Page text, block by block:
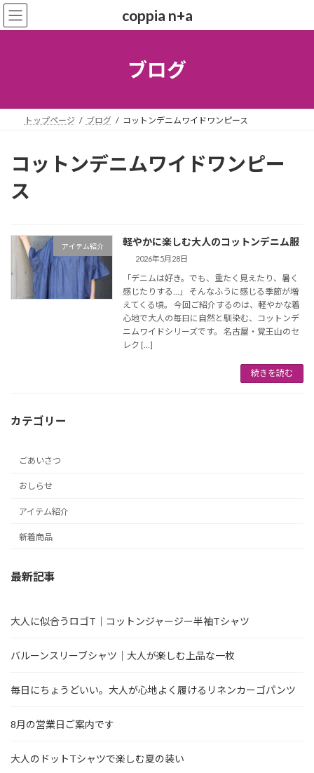
コ
ン
ナ
ビ
coppia n+a
ブログ
トップページ ブログ コットンデニムワイドワンピース
コットンデニムワイドワンピー
ス
アイテム紹介 軽やかに楽しむ大人のコットンデニム服
2026年5月28日
「デニムは好き。でも、重たく見えたり、暑く
感じたりする…」 そんなふうに感じる季節が増
えてくる頃。 今回ご紹介するのは、軽やかな着
心地で大人の毎日に自然と馴染む、コットンデ
ニムワイドシリーズです。 名古屋・覚王山のセ
レク […]
続きを読む
カテゴリー
ごあいさつ
おしらせ
アイテム紹介
新着商品
最新記事
大人に似合うロゴT｜コットンジャージー半袖Tシャツ
バルーンスリーブシャツ｜大人が楽しむ上品な一枚
毎日にちょうどいい。大人が心地よく履けるリネンカーゴパンツ
8月の営業日ご案内です
大人のドットTシャツで楽しむ夏の装い